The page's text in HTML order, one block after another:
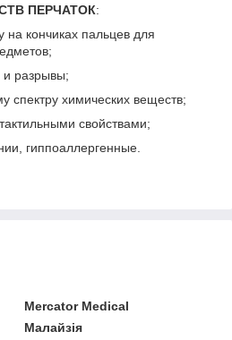
ПЕРЧАТОК:
на кончиках пальцев для
и разрывы;
спектру химических веществ;
свойствами;
гиппоаллергенные.
Mercator Medical
Малайзія